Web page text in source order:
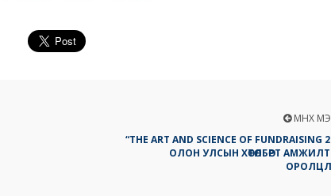
ӨМНӨХ
“THE ART AND SCIENCE OF FUNDRAISING
ОЛОН УЛСЫН ХӨТӨЛБӨРТ